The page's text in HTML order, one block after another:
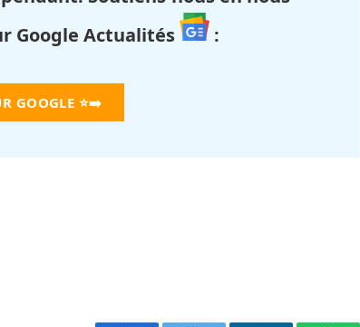
Google Actualités
:
GOOGLE ⭐➡️